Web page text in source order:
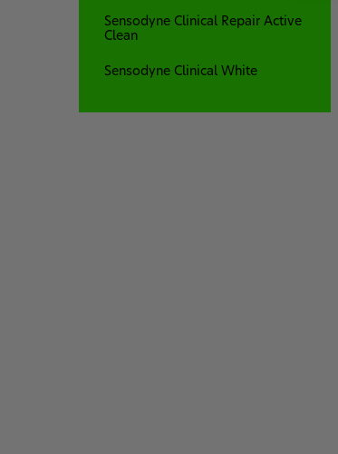
Sensodyne Clinical Repair Active
Clean
Sensodyne Clinical White